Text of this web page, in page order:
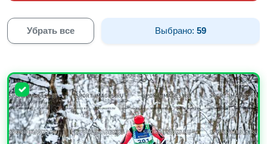
Убрать все Выбрано:59